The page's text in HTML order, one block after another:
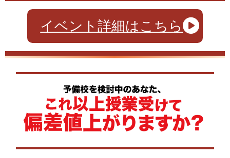
イベント詳細はこちら